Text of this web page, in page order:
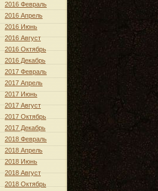
2016 Февраль
2016 Апрель
2016 Июнь
2016 Август
2016 Октябрь
2016 Декабрь
2017 Февраль
2017 Апрель
2017 Июнь
2017 Август
2017 Октябрь
2017 Декабрь
2018 Февраль
2018 Апрель
2018 Июнь
2018 Август
2018 Октябрь